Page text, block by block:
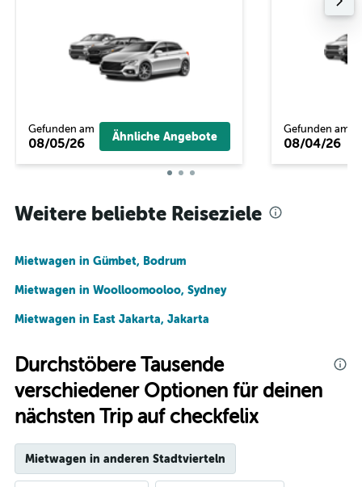
Gefunden am
08/05/26 Ähnliche Angebote
Gefunden am
08/04/26
Weitere beliebte Reiseziele
Mietwagen in Gümbet, Bodrum
Mietwagen in Woolloomooloo, Sydney
Mietwagen in East Jakarta, Jakarta
Durchstöbere Tausende
verschiedener Optionen für deinen
nächsten Trip auf checkfelix
Mietwagen in anderen Stadtvierteln